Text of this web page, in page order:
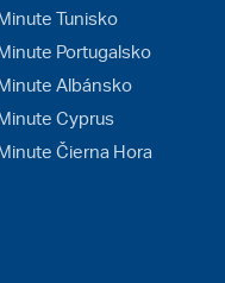
Tunisko
Portugalsko
Albánsko
Cyprus
Čierna Hora